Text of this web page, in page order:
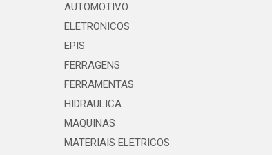
AUTOMOTIVO
ELETRONICOS
EPIS
FERRAGENS
FERRAMENTAS
HIDRAULICA
MAQUINAS
MATERIAIS ELETRICOS